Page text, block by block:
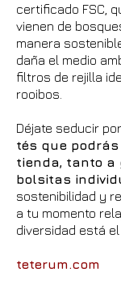
certificado FSC,
vienen de
manera
daña el medio
filtros de rejilla
rooibos.
Déjate seducir
tés que
tienda, tanto a
bolsitas
sostenibilidad y
a tu momento
diversidad está
teterum.com